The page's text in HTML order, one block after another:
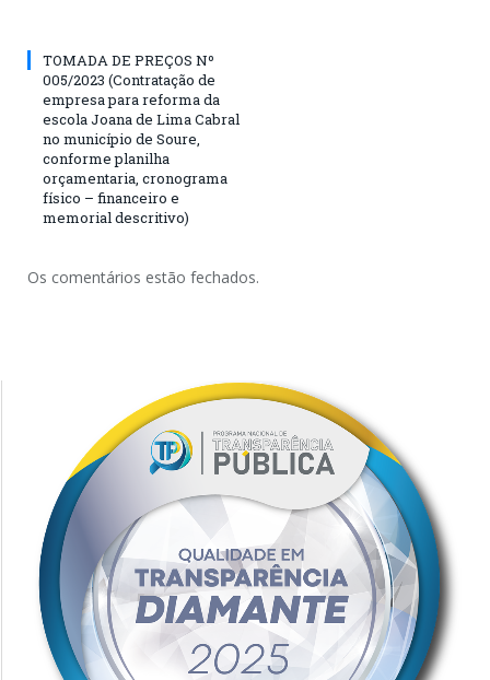
TOMADA DE PREÇOS Nº
005/2023 (Contratação de
empresa para reforma da
escola Joana de Lima Cabral
no município de Soure,
conforme planilha
orçamentaria, cronograma
físico – financeiro e
memorial descritivo)
Os comentários estão fechados.